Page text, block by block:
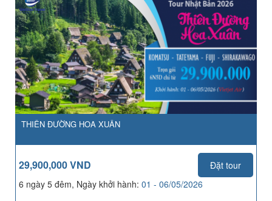
THIÊN ĐƯỜNG HOA XUÂN
29,900,000 VND
Đặt tour
6 ngày 5 đêm, Ngày khởi hành: 01 - 06/05/2026